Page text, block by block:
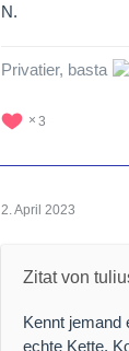
N.
Privatier, basta
3
2. April 2023
Zitat von
Kennt jemand
echte Kette,